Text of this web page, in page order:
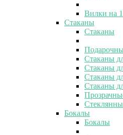
Вилки на
Стаканы
Стаканы
Стаканы
Стаканы
Стаканы
Стаканы
Бокалы
Бокалы